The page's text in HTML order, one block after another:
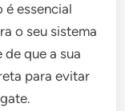
essencial
o seu sistema
que a sua
para evitar